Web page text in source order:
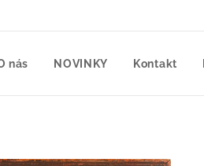
nás NOVINKY Kontakt